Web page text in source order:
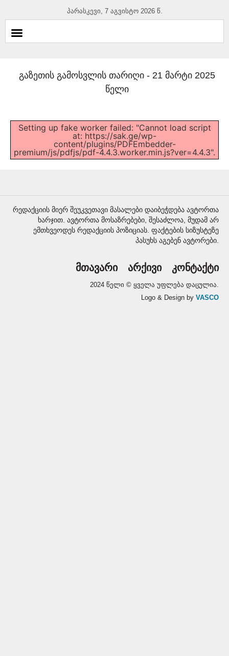
პარასკევი, 7 აგვისტო 2026 წ.
გაზეთის გამოსვლის თარიღი - 21 მარტი 2025
წელი
Setting up fake worker failed: "Cannot load script
at: https://sak.ge/wp-
content/plugins/PDFEmbedder-
premium/js/pdfjs/pdf-4.4.3.worker.min.js?ver=4.4.3".
რედაქციის მიერ შეუკვეთავი მასალები დაიბეჭდება ავტორთა
ხარჯით. ავტორთა მოსაზრებები, შესაძლოა, მუდამ არ
ემთხვეოდეს რედაქციის პოზიციას. ფაქტების სიზუსტეზე
პასუხს აგებენ ავტორები.
მთავარი არქივი კონტაქტი
2024 წელი © ყველა უფლება დაცულია.
Logo & Design by VASCO